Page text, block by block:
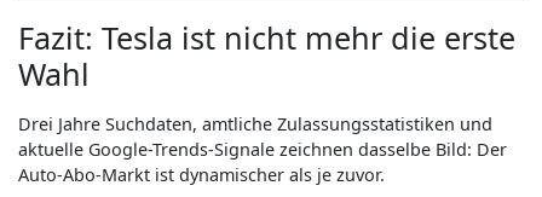
Fazit: Tesla ist nicht mehr die erste
Wahl
Drei Jahre Suchdaten, amtliche Zulassungsstatistiken und
aktuelle Google-Trends-Signale zeichnen dasselbe Bild: Der
Auto-Abo-Markt ist dynamischer als je zuvor.